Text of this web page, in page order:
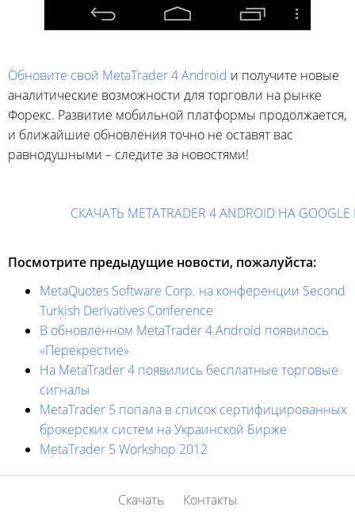
Обновите свой MetaTrader 4 Android и получите новые
аналитические возможности для торговли на рынке
Форекс. Развитие мобильной платформы продолжается,
и ближайшие обновления точно не оставят вас
равнодушными – следите за новостями!
СКАЧАТЬ METATRADER 4 ANDROID НА GOOGLE
Посмотрите предыдущие новости, пожалуйста:
MetaQuotes Software Corp. на конференции Second
Turkish Derivatives Conference
В обновленном MetaTrader 4 Android появилось
«Перекрестие»
На MetaTrader 4 появились бесплатные торговые
сигналы
MetaTrader 5 попала в список сертифицированных
брокерских систем на Украинской Бирже
MetaTrader 5 Workshop 2012
Скачать Контакты